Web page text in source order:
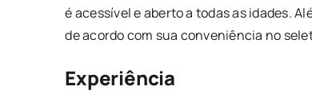
é acessível e aberto a todas as idades.
de acordo com sua conveniência no
Experiência